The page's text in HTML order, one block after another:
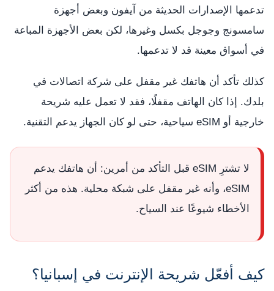
تدعمها الإصدارات الحديثة من آيفون وبعض أجهزة
سامسونج وجوجل بكسل وغيرها، لكن بعض الأجهزة المباعة
في أسواق معينة قد لا تدعمها.
كذلك تأكد أن هاتفك غير مقفل على شركة اتصالات في
بلدك. إذا كان الهاتف مقفلًا، فقد لا تعمل عليه شريحة
خارجية أو eSIM سياحية، حتى لو كان الجهاز يدعم التقنية.
لا تشترِ eSIM قبل التأكد من أمرين: أن هاتفك يدعم
eSIM، وأنه غير مقفل على شبكة محلية. هذه من أكثر
الأخطاء شيوعًا عند السياح.
كيف أفعّل شريحة الإنترنت في إسبانيا؟